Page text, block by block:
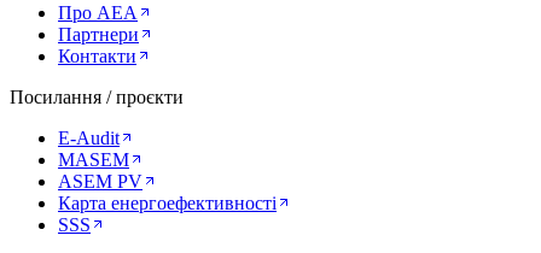
Про AEA
Партнери
Контакти
Посилання / проєкти
E-Audit
MASEM
ASEM PV
Карта енергоефективності
SSS